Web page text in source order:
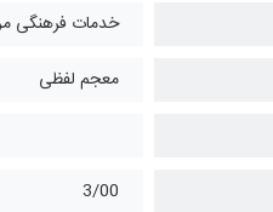
خدمات فرهنگی
معجم لفظی
3/00